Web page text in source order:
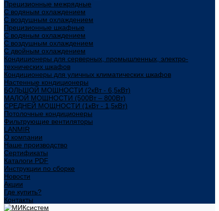
Прецизионные межрядные
С водяным охлаждением
С воздушным охлаждением
Прецизионные шкафные
С водяным охлаждением
С воздушным охлаждением
С двойным охлаждением
Кондиционеры для серверных, промышленных, электро-
технических шкафов
Кондиционеры для уличных климатических шкафов
Настенные кондиционеры
БОЛЬШОЙ МОЩНОСТИ (2кВт - 6,5кВт)
МАЛОЙ МОЩНОСТИ (500Вт – 800Вт)
СРЕДНЕЙ МОЩНОСТИ (1кВт - 1,5кВт)
Потолочные кондиционеры
Фильтрующие вентиляторы
LANMIR
О компании
Наше производство
Сертификаты
Каталоги PDF
Инструкции по сборке
Новости
Акции
Где купить?
Контакты